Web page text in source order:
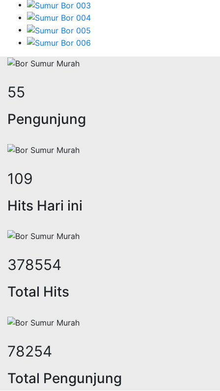
65
Pengunjung
130
Hits Hari ini
451134
Total Hits
94091
Total Pengunjung